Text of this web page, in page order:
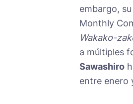
embargo,
Monthly
Wakako-
a múltiples
Sawashiro
entre enero